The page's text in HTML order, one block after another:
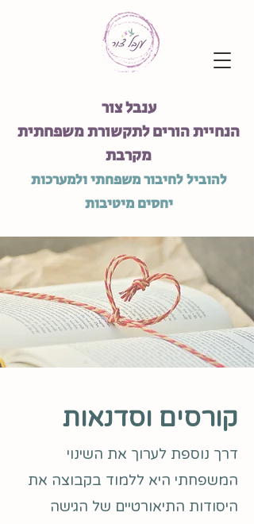
ענבל צור
הנחיית הורים לתקשורת משפחתית
מקרבת
להוביל לחיבור משפחתי ולמערכות
יחסים מיטיבות
קורסים וסדנאות
דרך נוספת לערוך את השינוי
המשפחתי היא ללמוד בקבוצה את
היסודות התיאורטיים של הגישה